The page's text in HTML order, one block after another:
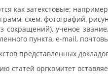
как затекстовые:
схем, фотографий,
сокращений), ученое
пункта, e-mail,
представленных
оргкомитет